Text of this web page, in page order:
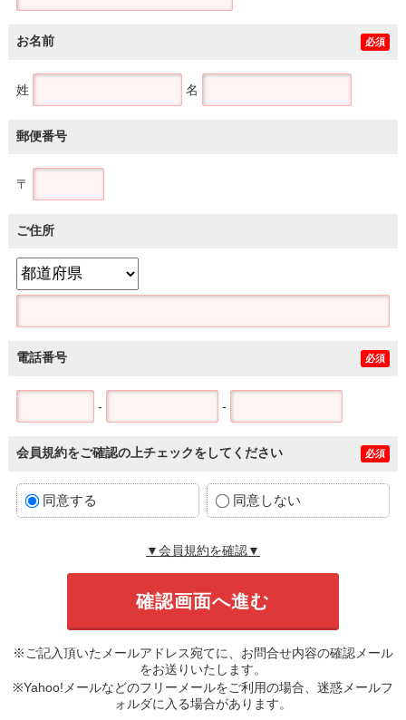
お名前 必須
姓 名
郵便番号
〒
ご住所
電話番号 必須
- -
会員規約をご確認の上チェックをしてください 必須
同意する 同意しない
▼会員規約を確認▼
※ご記入頂いたメールアドレス宛てに、お問合せ内容の確認メール
をお送りいたします。
※Yahoo!メールなどのフリーメールをご利用の場合、迷惑メールフ
ォルダに入る場合があります。